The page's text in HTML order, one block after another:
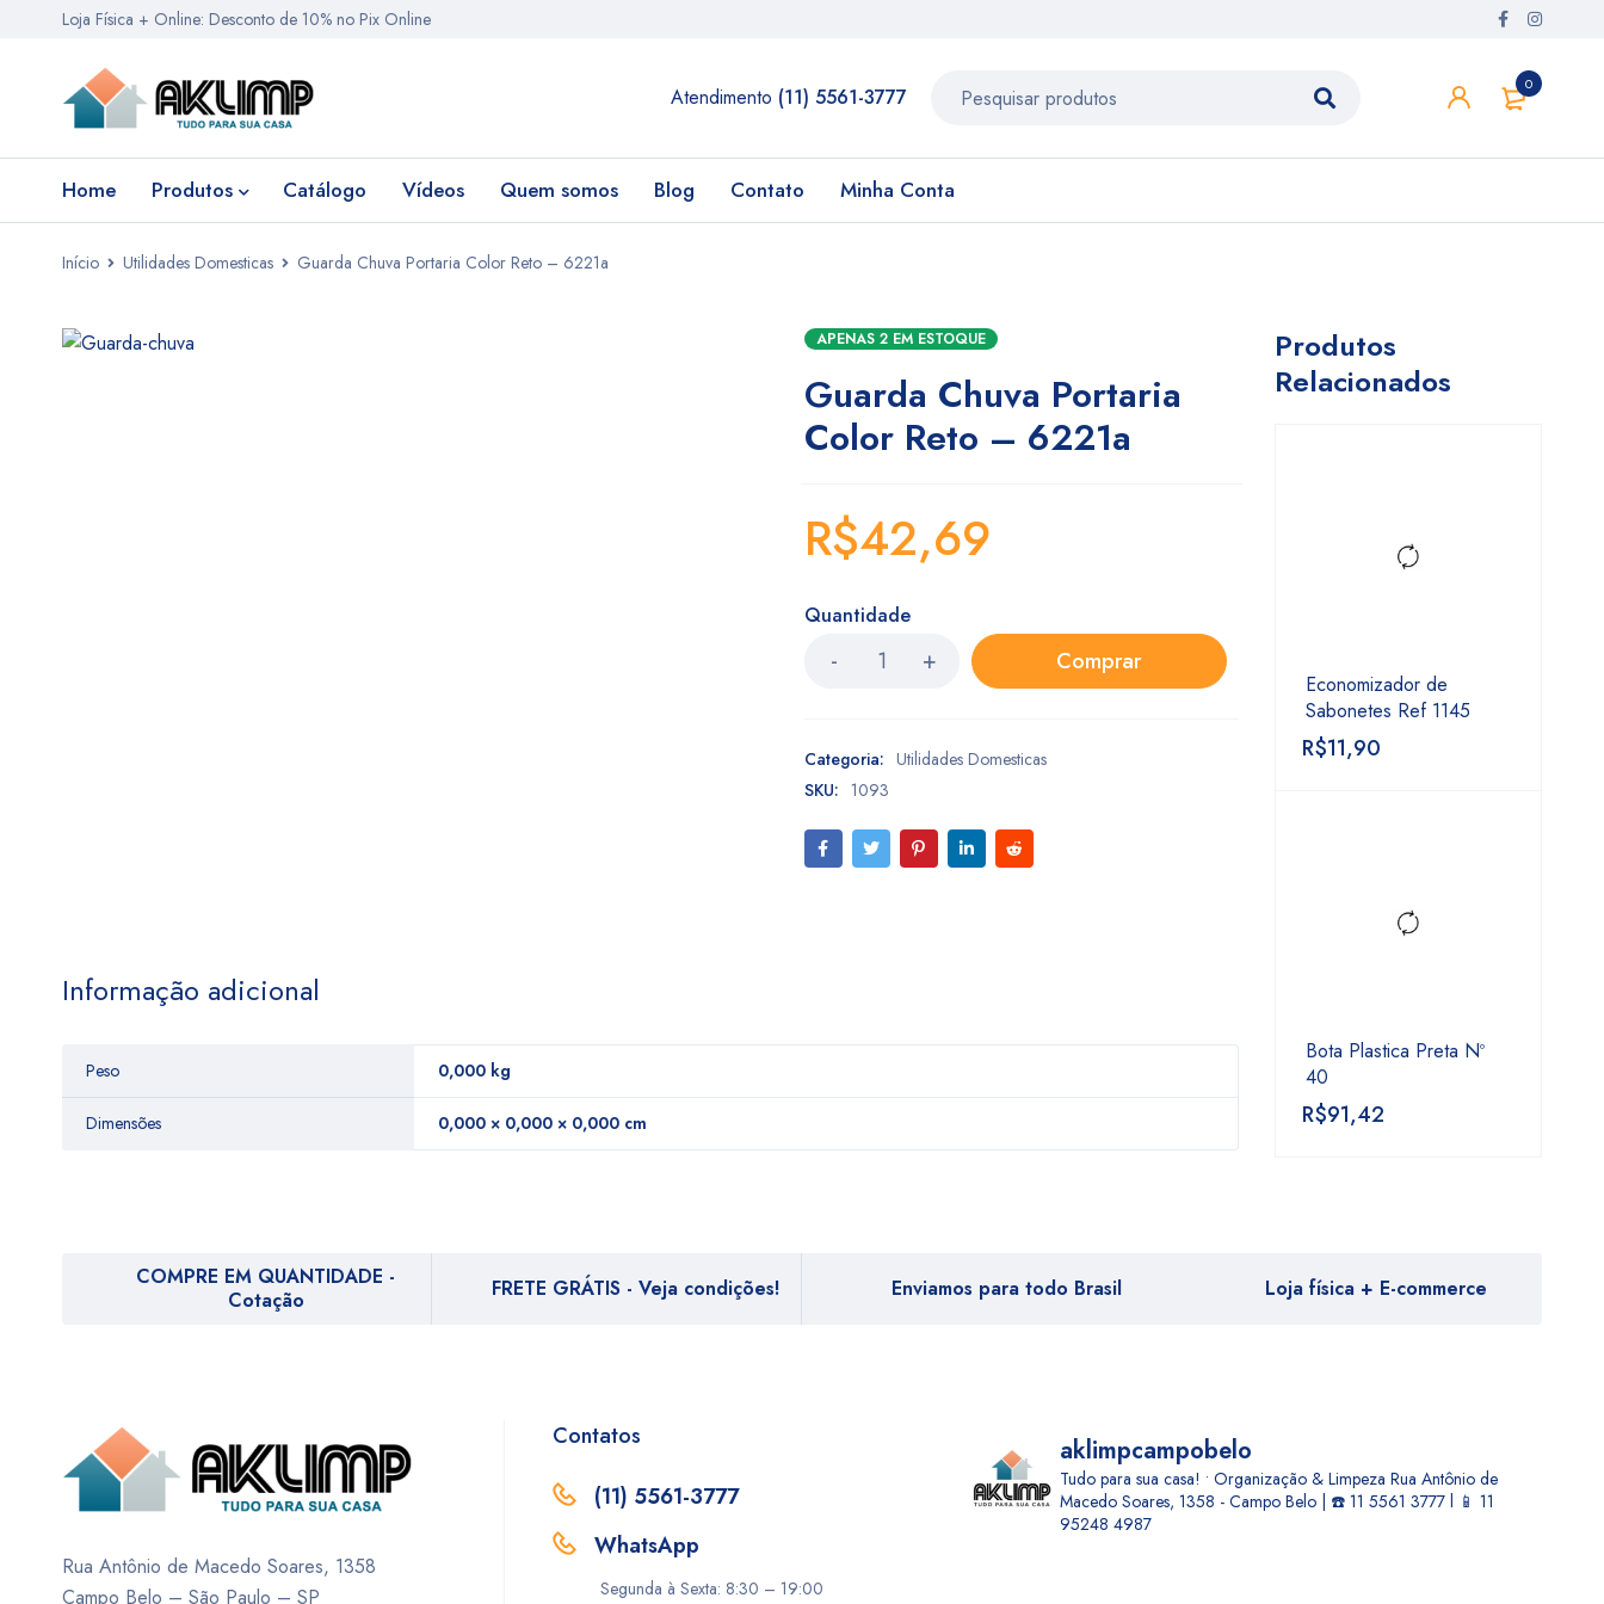
Loja Física + Online: Desconto de 10% no Pix Online
0
Atendimento (11) 5561-3777
Home Produtos Catálogo Vídeos Quem somos Blog Contato Minha Conta
Início Utilidades Domesticas Guarda Chuva Portaria Color Reto – 6221a
APENAS 2 EM ESTOQUE
Guarda Chuva Portaria
Color Reto – 6221a
R$42,69
Quantidade
Comprar
Categoria: Utilidades Domesticas
SKU: 1093
Informação adicional
Peso 0,000 kg
Dimensões 0,000 × 0,000 × 0,000 cm
Produtos
Relacionados
Economizador de
Sabonetes Ref 1145
R$11,90
Bota Plastica Preta Nº
40
R$91,42
COMPRE EM QUANTIDADE -
Cotação
FRETE GRÁTIS - Veja condições! Enviamos para todo Brasil Loja física + E-commerce
Rua Antônio de Macedo Soares, 1358
Campo Belo – São Paulo – SP
Contatos
(11) 5561-3777
WhatsApp
Segunda à Sexta: 8:30 – 19:00
aklimpcampobelo
Tudo para sua casa! • Organização & Limpeza Rua Antônio de
Macedo Soares, 1358 - Campo Belo | ☎️ 11 5561 3777 l 📱 11
95248 4987